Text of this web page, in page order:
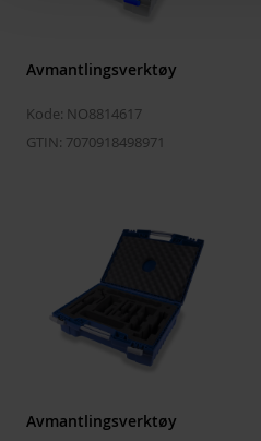
Avmantlingsverktøy
Kode: NO8814617
GTIN: 7070918498971
Avmantlingsverktøy